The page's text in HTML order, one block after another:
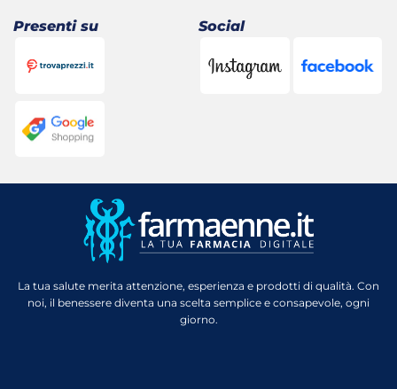
Presenti su Social
La tua salute merita attenzione, esperienza e prodotti di qualità. Con
noi, il benessere diventa una scelta semplice e consapevole, ogni
giorno.